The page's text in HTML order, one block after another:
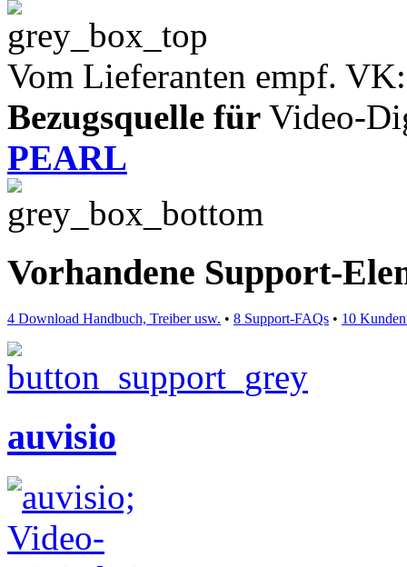
Vom Lieferanten empf.
Bezugsquelle für Video-
PEARL
Vorhandene Support-
4 Download Handbuch, Treiber usw. • 8 Support-FAQs • 10
auvisio